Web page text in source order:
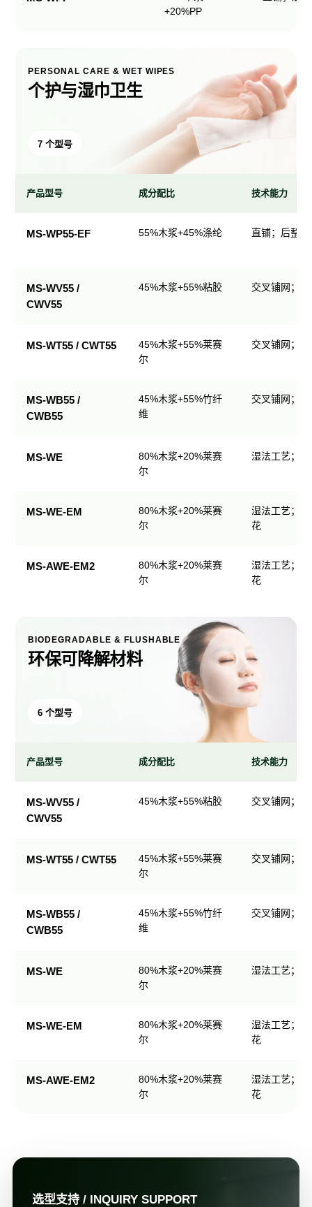
+20%PP
PERSONAL CARE & WET WIPES
个护与湿巾卫生
7 个型号
卫
产品型号 成分配比 技术能力
MS-WP55-EF 55%木浆+45%涤纶 直铺；后整
MS-WV55 /
CWV55
45%木浆+55%粘胶 交叉铺网；
MS-WT55 / CWT55
45%木浆+55%莱赛
尔
交叉铺网；
MS-WB55 /
CWB55
45%木浆+55%竹纤
维
交叉铺网；
MS-WE
80%木浆+20%莱赛
尔
湿法工艺；
MS-WE-EM
80%木浆+20%莱赛
尔
湿法工艺；
花
MS-AWE-EM2
80%木浆+20%莱赛
尔
湿法工艺；
花
BIODEGRADABLE & FLUSHABLE
环保可降解材料
6 个型号
产品型号 成分配比 技术能力
MS-WV55 /
CWV55
45%木浆+55%粘胶 交叉铺网；
MS-WT55 / CWT55
45%木浆+55%莱赛
尔
交叉铺网；
MS-WB55 /
CWB55
45%木浆+55%竹纤
维
交叉铺网；
MS-WE
80%木浆+20%莱赛
尔
湿法工艺；
MS-WE-EM
80%木浆+20%莱赛
尔
湿法工艺；
花
MS-AWE-EM2
80%木浆+20%莱赛
尔
湿法工艺；
花
选型支持 / INQUIRY SUPPORT